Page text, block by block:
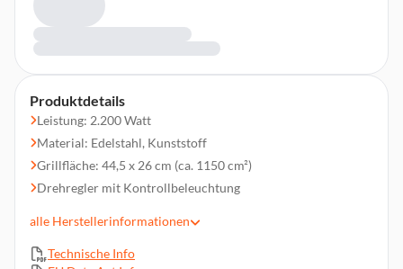
Produktdetails
Leistung: 2.200 Watt
Material: Edelstahl, Kunststoff
Grillfläche: 44,5 x 26 cm (ca. 1150 cm²)
Drehregler mit Kontrollbeleuchtung
Mit 8 cm hohen Windschutz
alle Herstellerinformationen
Technische Info